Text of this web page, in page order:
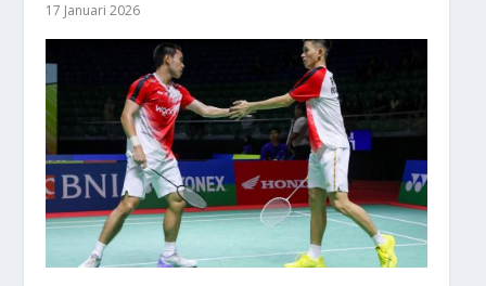
17 Januari 2026